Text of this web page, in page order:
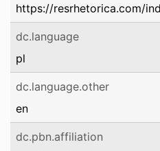
https://resrhetorica.com/
dc.language
pl
dc.language.other
en
dc.pbn.affiliation